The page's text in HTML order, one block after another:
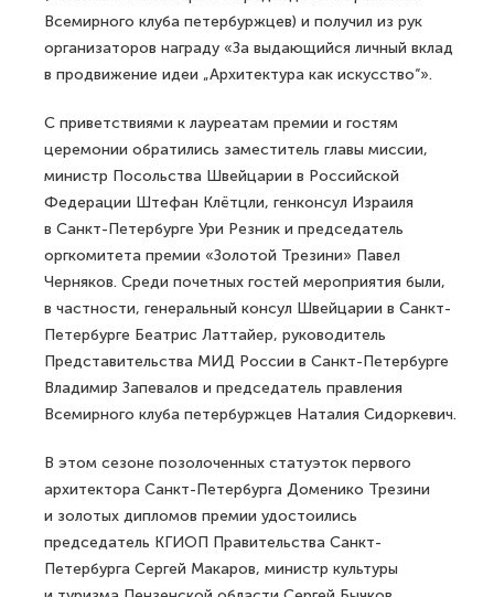
Всемирного клуба петербуржцев) и получил из рук
организаторов награду «За выдающийся личный вклад
в продвижение идеи „Архитектура как искусство“».
С приветствиями к лауреатам премии и гостям
церемонии обратились заместитель главы миссии,
министр Посольства Швейцарии в Российской
Федерации Штефан Клётцли, генконсул Израиля
в Санкт-Петербурге Ури Резник и председатель
оргкомитета премии «Золотой Трезини» Павел
Черняков. Среди почетных гостей мероприятия были,
в частности, генеральный консул Швейцарии в Санкт-
Петербурге Беатрис Латтайер, руководитель
Представительства МИД России в Санкт-Петербурге
Владимир Запевалов и председатель правления
Всемирного клуба петербуржцев Наталия Сидоркевич.
В этом сезоне позолоченных статуэток первого
архитектора Санкт-Петербурга Доменико Трезини
и золотых дипломов премии удостоились
председатель КГИОП Правительства Санкт-
Петербурга Сергей Макаров, министр культуры